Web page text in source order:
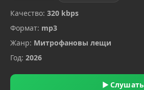
Качество: 320 kbps
Формат: mp3
Жанр: Митрофановы лещи
Год: 2026
▶ Слушать